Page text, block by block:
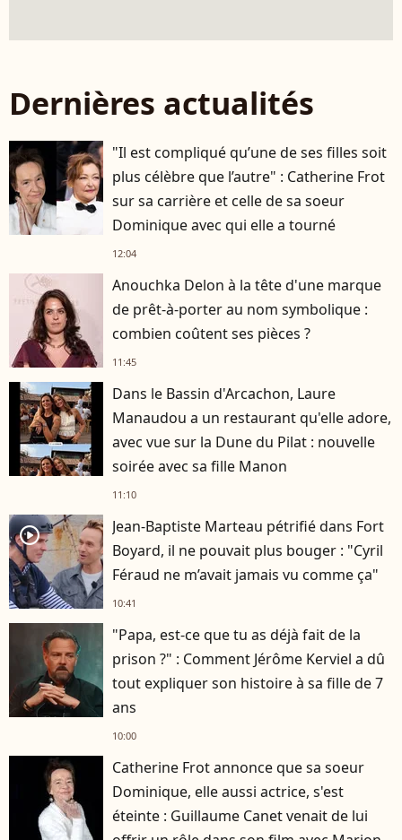
Dernières actualités
"Il est compliqué qu’une de ses filles soit
plus célèbre que l’autre" : Catherine Frot
sur sa carrière et celle de sa soeur
Dominique avec qui elle a tourné
12:04
Anouchka Delon à la tête d'une marque
de prêt-à-porter au nom symbolique :
combien coûtent ses pièces ?
11:45
Dans le Bassin d'Arcachon, Laure
Manaudou a un restaurant qu'elle adore,
avec vue sur la Dune du Pilat : nouvelle
soirée avec sa fille Manon
11:10
player2
Jean-Baptiste Marteau pétrifié dans Fort
Boyard, il ne pouvait plus bouger : "Cyril
Féraud ne m’avait jamais vu comme ça"
10:41
"Papa, est-ce que tu as déjà fait de la
prison ?" : Comment Jérôme Kerviel a dû
tout expliquer son histoire à sa fille de 7
ans
10:00
Catherine Frot annonce que sa soeur
Dominique, elle aussi actrice, s'est
éteinte : Guillaume Canet venait de lui